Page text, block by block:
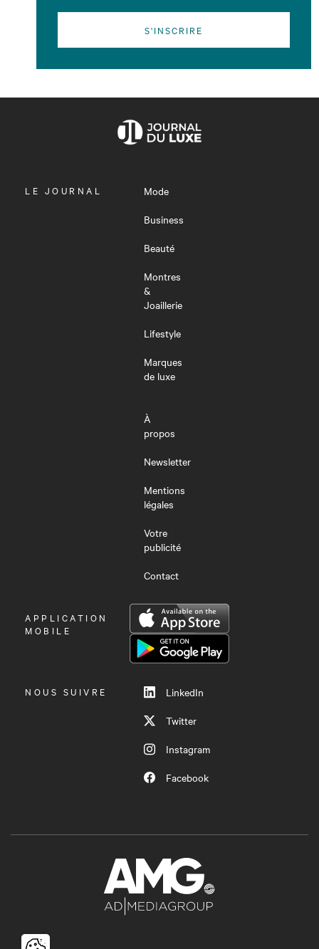
S'INSCRIRE
OUVRIR
LE JOURNAL
Mode
Business
Beauté
Montres
&
Joaillerie
Lifestyle
Marques
de luxe
À
propos
Newsletter
Mentions
légales
Votre
publicité
Contact
OUVRIR
LE
APPLICATION
MOBILE
NOUS SUIVRE
LinkedIn
Twitter
Instagram
Facebook